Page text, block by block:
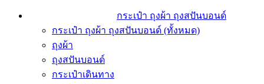
กระเป๋า ถุงผ้า ถุงสปันบอนด์
กระเป๋า ถุงผ้า ถุงสปันบอนด์ (ทั้งหมด)
ถุงผ้า
ถุงสปันบอนด์
กระเป๋าเดินทาง